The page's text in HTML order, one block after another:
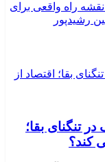
راه واقعی برای
رشیدپور
تنگنای بقا؛
کند؟